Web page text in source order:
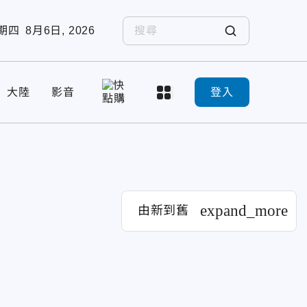
四 8月6日, 2026
大陸 影音 登入
由新到舊 expand_more